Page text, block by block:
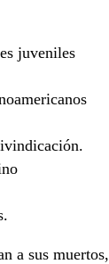
juveniles
a sus muertos,